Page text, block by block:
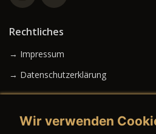
Rechtliches
→ Impressum
→ Datenschutzerklärung
Wir verwenden